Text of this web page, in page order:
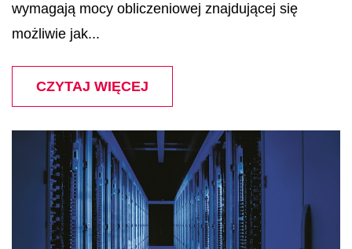
wymagają mocy obliczeniowej znajdującej się
możliwie jak...
CZYTAJ WIĘCEJ